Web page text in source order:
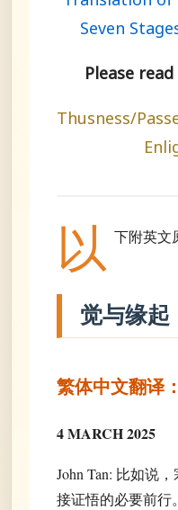
Seven
Please
Thusness/
以 下附英文
觉与缘起
繁体中文翻译：
4 MARCH 2025
John Tan: 比如说
接证悟的必要前行